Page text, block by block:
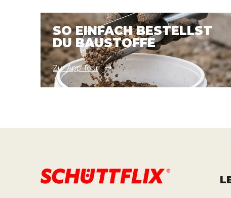
SO EINFACH BESTELLST
DU BAUSTOFFE
Zur App Tour